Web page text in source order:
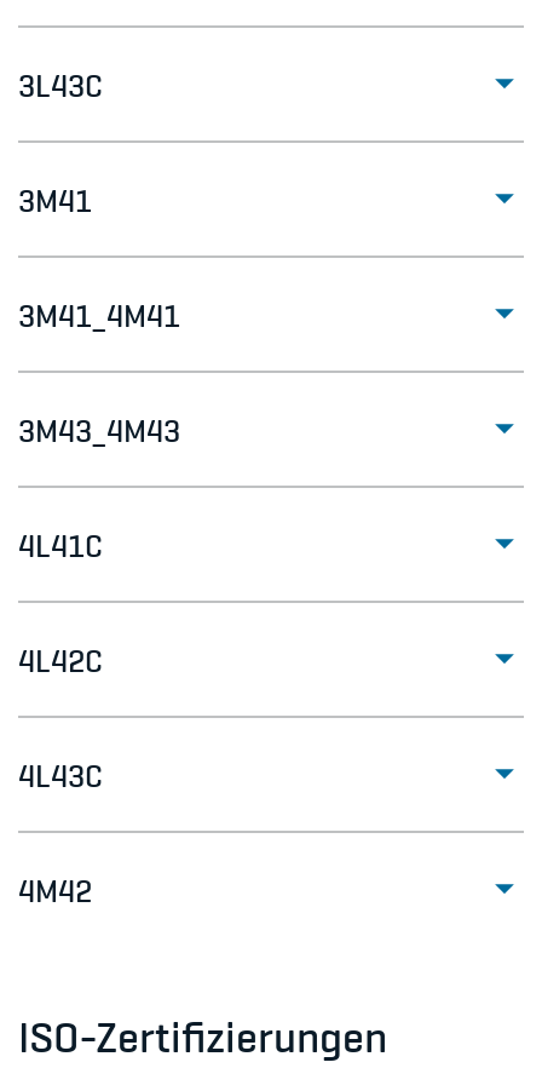
3L43C
3M41
3M41_4M41
3M43_4M43
4L41C
4L42C
4L43C
4M42
ISO-Zertifizierungen